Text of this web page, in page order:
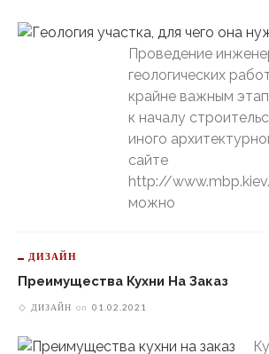
Проведение
геологических
крайне важным
к началу
иного
сайте
http://
можно
ДИЗАЙН
Преимущества Кухни На Заказ
ДИЗАЙН on 01.02.2021